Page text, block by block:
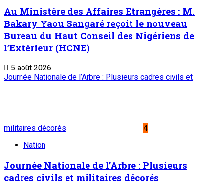
Au Ministère des Affaires Etrangères : M.
Bakary Yaou Sangaré reçoit le nouveau
Bureau du Haut Conseil des Nigériens de
l’Extérieur (HCNE)
5 août 2026
Journée Nationale de l’Arbre : Plusieurs cadres civils et
militaires décorés
4
Nation
Journée Nationale de l’Arbre : Plusieurs
cadres civils et militaires décorés